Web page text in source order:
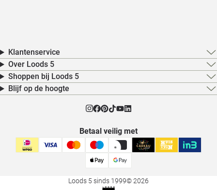
Klantenservice
Over Loods 5
Shoppen bij Loods 5
Blijf op de hoogte
Betaal veilig met
Loods 5 sinds 1999© 2026